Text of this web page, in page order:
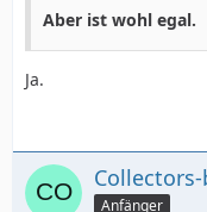
#info_left_text h1 {
font-family:Verdana,
Aber ist wohl egal.
Ja.
Anfänger